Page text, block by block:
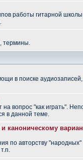
работы гитарной
термины.
в поиске аудиозаписей,
вопрос "как играть".
в данной теме.
каноническому
по авторству "народных"